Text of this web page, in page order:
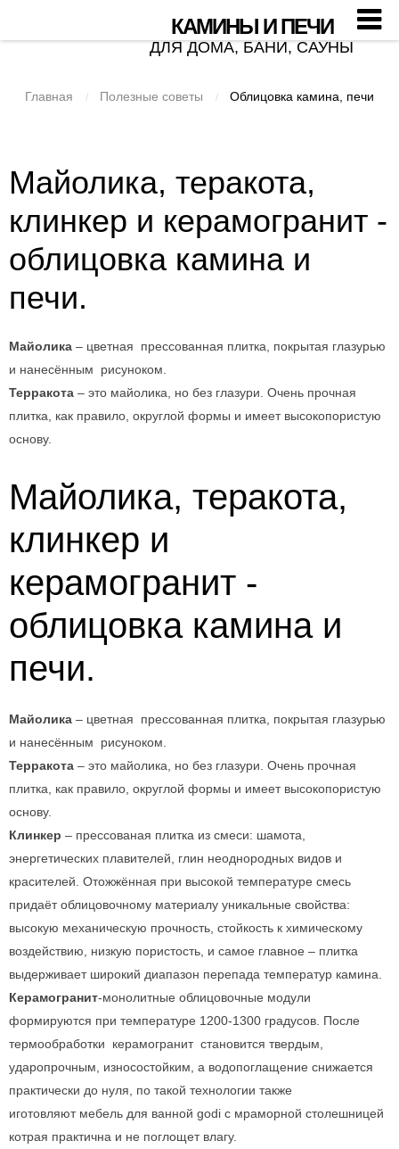
КАМИНЫ И ПЕЧИ
ДЛЯ ДОМА, БАНИ, САУНЫ
Главная / Полезные советы / Облицовка камина, печи
Майолика, теракота,
клинкер и керамогранит -
облицовка камина и
печи.
Майолика – цветная прессованная плитка, покрытая глазурью
и нанесённым рисуноком.
Терракота – это майолика, но без глазури. Очень прочная
плитка, как правило, округлой формы и имеет высокопористую
основу.
Майолика, теракота,
клинкер и
керамогранит -
облицовка камина и
печи.
Майолика – цветная прессованная плитка, покрытая глазурью
и нанесённым рисуноком.
Терракота – это майолика, но без глазури. Очень прочная
плитка, как правило, округлой формы и имеет высокопористую
основу.
Клинкер – прессованая плитка из смеси: шамота,
энергетических плавителей, глин неоднородных видов и
красителей. Отожжённая при высокой температуре смесь
придаёт облицовочному материалу уникальные свойства:
высокую механическую прочность, стойкость к химическому
воздействию, низкую пористость, и самое главное – плитка
выдерживает широкий диапазон перепада температур камина.
Керамогранит-монолитные облицовочные модули
формируются при температуре 1200-1300 градусов. После
термообработки керамогранит становится твердым,
ударопрочным, износостойким, а водопоглащение снижается
практически до нуля, по такой технологии также
иготовляют мебель для ванной godi с мраморной столешницей
котрая практична и не поглощет влагу.